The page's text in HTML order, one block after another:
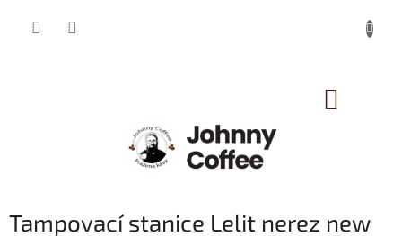
Tampovací stanice Lelit nerez new